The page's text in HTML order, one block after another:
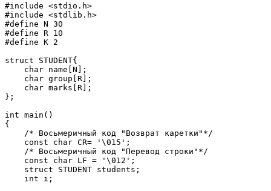
#include <stdio.h>
#include <stdlib.h>
#define N 30
#define R 10
#define K 2
struct STUDENT{
    char name[N];
    char group[R];
    char marks[R];
};
int main()
{
    /* Восьмеричный код "Возврат каретки"*/
    const char CR= '\015';
    /* Восьмеричный код "Перевод строки"*/
    const char LF = '\012';
    struct STUDENT students;
    int i;